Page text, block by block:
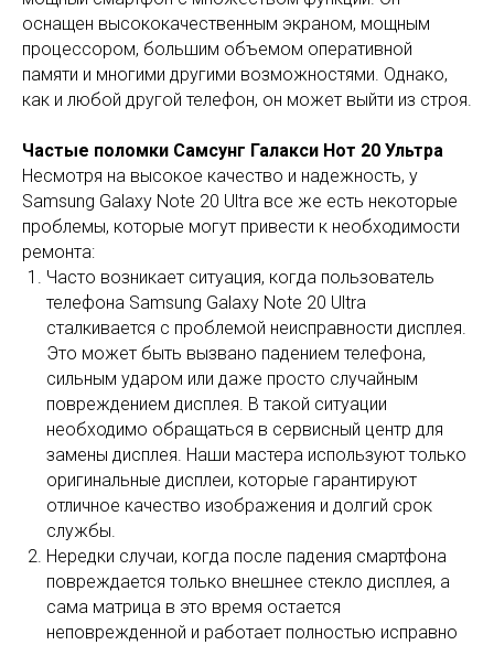
оснащен высококачественным экраном, мощным
процессором, большим объемом оперативной
памяти и многими другими возможностями. Однако,
как и любой другой телефон, он может выйти из строя.
Частые поломки Самсунг Галакси Нот 20 Ультра
Несмотря на высокое качество и надежность, у
Samsung Galaxy Note 20 Ultra все же есть некоторые
проблемы, которые могут привести к необходимости
ремонта:
Часто возникает ситуация, когда пользователь
телефона Samsung Galaxy Note 20 Ultra
сталкивается с проблемой неисправности дисплея.
Это может быть вызвано падением телефона,
сильным ударом или даже просто случайным
повреждением дисплея. В такой ситуации
необходимо обращаться в сервисный центр для
замены дисплея. Наши мастера используют только
оригинальные дисплеи, которые гарантируют
отличное качество изображения и долгий срок
службы.
Нередки случаи, когда после падения смартфона
повреждается только внешнее стекло дисплея, а
сама матрица в это время остается
неповрежденной и работает полностью исправно